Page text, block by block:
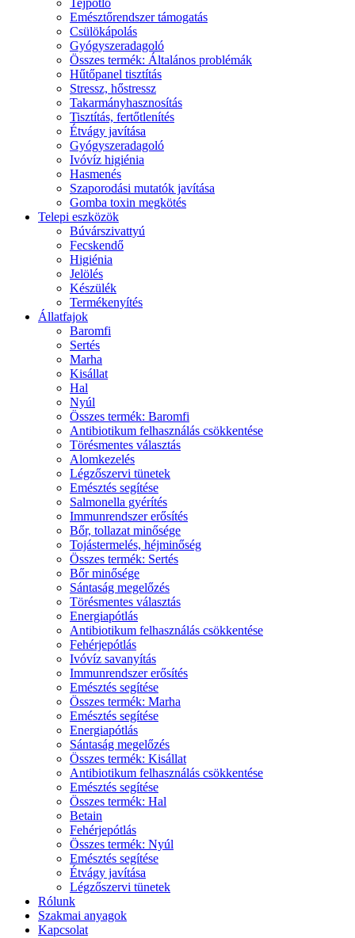
Tejpótló
Emésztőrendszer támogatás
Csülökápolás
Gyógyszeradagoló
Összes termék: Általános problémák
Hűtőpanel tisztítás
Stressz, hőstressz
Takarmányhasznosítás
Tisztítás, fertőtlenítés
Étvágy javítása
Gyógyszeradagoló
Ivóvíz higiénia
Hasmenés
Szaporodási mutatók javítása
Gomba toxin megkötés
Telepi eszközök
Búvárszivattyú
Fecskendő
Higiénia
Jelölés
Készülék
Termékenyítés
Állatfajok
Baromfi
Sertés
Marha
Kisállat
Hal
Nyúl
Összes termék: Baromfi
Antibiotikum felhasználás csökkentése
Törésmentes választás
Alomkezelés
Légzőszervi tünetek
Emésztés segítése
Salmonella gyérítés
Immunrendszer erősítés
Bőr, tollazat minősége
Tojástermelés, héjminőség
Összes termék: Sertés
Bőr minősége
Sántaság megelőzés
Törésmentes választás
Energiapótlás
Antibiotikum felhasználás csökkentése
Fehérjepótlás
Ivóvíz savanyítás
Immunrendszer erősítés
Emésztés segítése
Összes termék: Marha
Emésztés segítése
Energiapótlás
Sántaság megelőzés
Összes termék: Kisállat
Antibiotikum felhasználás csökkentése
Emésztés segítése
Összes termék: Hal
Betain
Fehérjepótlás
Összes termék: Nyúl
Emésztés segítése
Étvágy javítása
Légzőszervi tünetek
Rólunk
Szakmai anyagok
Kapcsolat